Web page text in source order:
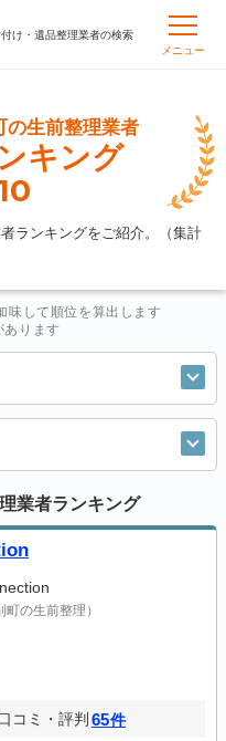
け・遺品整理業者の検索
メニュー
の生前整理業者
キング
ランキングをご紹介。（集計
して順位を算出します
ります
業者ランキング
町の生前整理）
コミ・評判 65件